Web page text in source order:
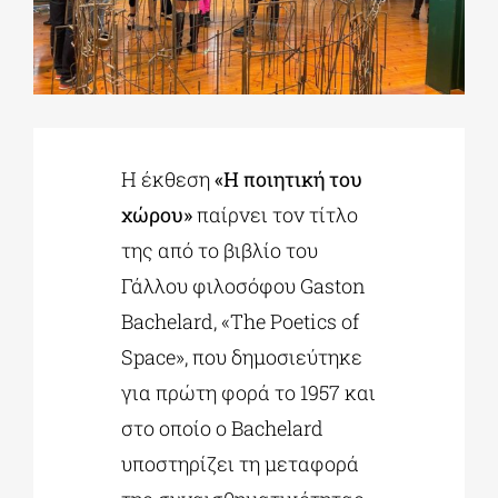
ΔΙΔΑΚΤΟΡΙΚΑ
ΠΟΛΙΤΙΣΤΙΚΟΙ ΦΟΡΕΙΣ
Η έκθεση«Η ποιητική του
χώρου»παίρνει τον τίτλο
της από το βιβλίο του
Γάλλου φιλοσόφου Gaston
Bachelard, «The Poetics of
Space», που δημοσιεύτηκε
για πρώτη φορά το 1957 και
στο οποίο ο Bachelard
υποστηρίζει τη μεταφορά